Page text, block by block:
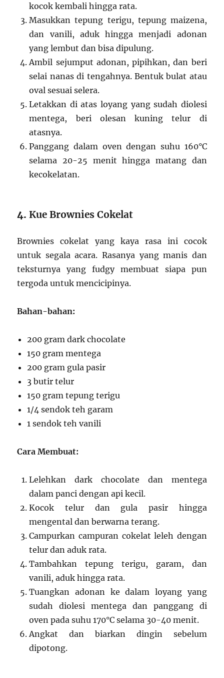
kocok kembali hingga rata.
Masukkan tepung terigu, tepung maizena,
dan vanili, aduk hingga menjadi adonan
yang lembut dan bisa dipulung.
Ambil sejumput adonan, pipihkan, dan beri
selai nanas di tengahnya. Bentuk bulat atau
oval sesuai selera.
Letakkan di atas loyang yang sudah diolesi
mentega, beri olesan kuning telur di
atasnya.
Panggang dalam oven dengan suhu 160°C
selama 20-25 menit hingga matang dan
kecokelatan.
4.Kue Brownies Cokelat
Brownies cokelat yang kaya rasa ini cocok
untuk segala acara. Rasanya yang manis dan
teksturnya yang fudgy membuat siapa pun
tergoda untuk mencicipinya.
Bahan-bahan:
200 gram dark chocolate
150 gram mentega
200 gram gula pasir
3 butir telur
150 gram tepung terigu
1/4 sendok teh garam
1 sendok teh vanili
Cara Membuat:
Lelehkan dark chocolate dan mentega
dalam panci dengan api kecil.
Kocok telur dan gula pasir hingga
mengental dan berwarna terang.
Campurkan campuran cokelat leleh dengan
telur dan aduk rata.
Tambahkan tepung terigu, garam, dan
vanili, aduk hingga rata.
Tuangkan adonan ke dalam loyang yang
sudah diolesi mentega dan panggang di
oven pada suhu 170°C selama 30-40 menit.
Angkat dan biarkan dingin sebelum
dipotong.